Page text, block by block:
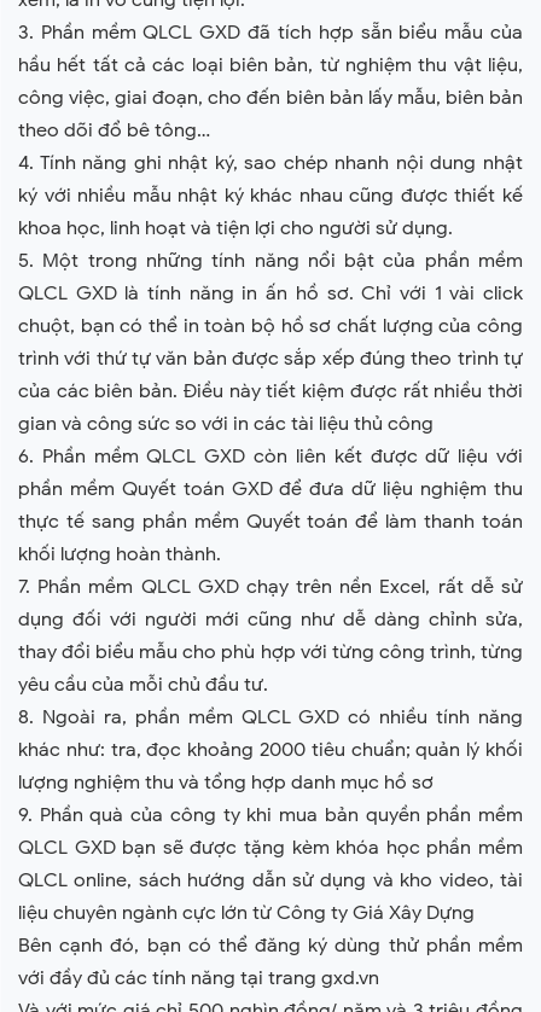
3. Phần mềm QLCL GXD đã tích hợp sẵn biểu mẫu của
hầu hết tất cả các loại biên bản, từ nghiệm thu vật liệu,
công việc, giai đoạn, cho đến biên bản lấy mẫu, biên bản
theo dõi đổ bê tông…
4. Tính năng ghi nhật ký, sao chép nhanh nội dung nhật
ký với nhiều mẫu nhật ký khác nhau cũng được thiết kế
khoa học, linh hoạt và tiện lợi cho người sử dụng.
5. Một trong những tính năng nổi bật của phần mềm
QLCL GXD là tính năng in ấn hồ sơ. Chỉ với 1 vài click
chuột, bạn có thể in toàn bộ hồ sơ chất lượng của công
trình với thứ tự văn bản được sắp xếp đúng theo trình tự
của các biên bản. Điều này tiết kiệm được rất nhiều thời
gian và công sức so với in các tài liệu thủ công
6. Phần mềm QLCL GXD còn liên kết được dữ liệu với
phần mềm Quyết toán GXD để đưa dữ liệu nghiệm thu
thực tế sang phần mềm Quyết toán để làm thanh toán
khối lượng hoàn thành.
7. Phần mềm QLCL GXD chạy trên nền Excel, rất dễ sử
dụng đối với người mới cũng như dễ dàng chỉnh sửa,
thay đổi biểu mẫu cho phù hợp với từng công trình, từng
yêu cầu của mỗi chủ đầu tư.
8. Ngoài ra, phần mềm QLCL GXD có nhiều tính năng
khác như: tra, đọc khoảng 2000 tiêu chuẩn; quản lý khối
lượng nghiệm thu và tổng hợp danh mục hồ sơ
9. Phần quà của công ty khi mua bản quyền phần mềm
QLCL GXD bạn sẽ được tặng kèm khóa học phần mềm
QLCL online, sách hướng dẫn sử dụng và kho video, tài
liệu chuyên ngành cực lớn từ Công ty Giá Xây Dựng
Bên cạnh đó, bạn có thể đăng ký dùng thử phần mềm
với đầy đủ các tính năng tại trang gxd.vn